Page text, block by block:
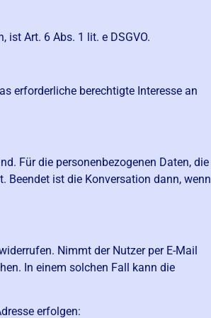
ist Art. 6 Abs. 1 lit. e DSGVO.
erforderliche berechtigte Interesse an
Für die personenbezogenen Daten, die
Beendet ist die Konversation dann, wenn
Nimmt der Nutzer per E-Mail
In einem solchen Fall kann die
erfolgen: